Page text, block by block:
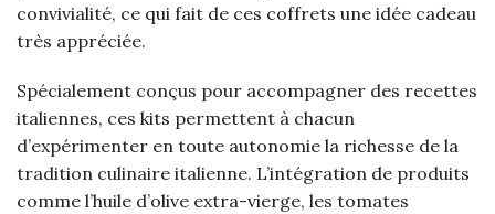
convivialité, ce qui fait de ces coffrets une idée cadeau
très appréciée.
Spécialement conçus pour accompagner des recettes
italiennes, ces kits permettent à chacun
d’expérimenter en toute autonomie la richesse de la
tradition culinaire italienne. L’intégration de produits
comme l’huile d’olive extra-vierge, les tomates